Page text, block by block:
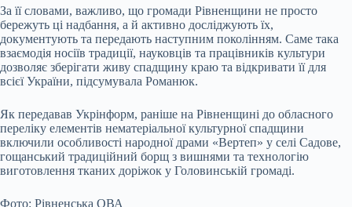
За її словами, важливо, що громади Рівненщини не просто
бережуть ці надбання, а й активно досліджують їх,
документують та передають наступним поколінням. Саме така
взаємодія носіїв традиції, науковців та працівників культури
дозволяє зберігати живу спадщину краю та відкривати її для
всієї України, підсумувала Романюк.
Як передавав Укрінформ, раніше на Рівненщині до обласного
переліку елементів нематеріальної культурної спадщини
включили особливості народної драми «Вертеп» у селі Садове,
гощанський традиційний борщ з вишнями та технологію
виготовлення тканих доріжок у Головинській громаді.
Фото: Рівненська ОВА